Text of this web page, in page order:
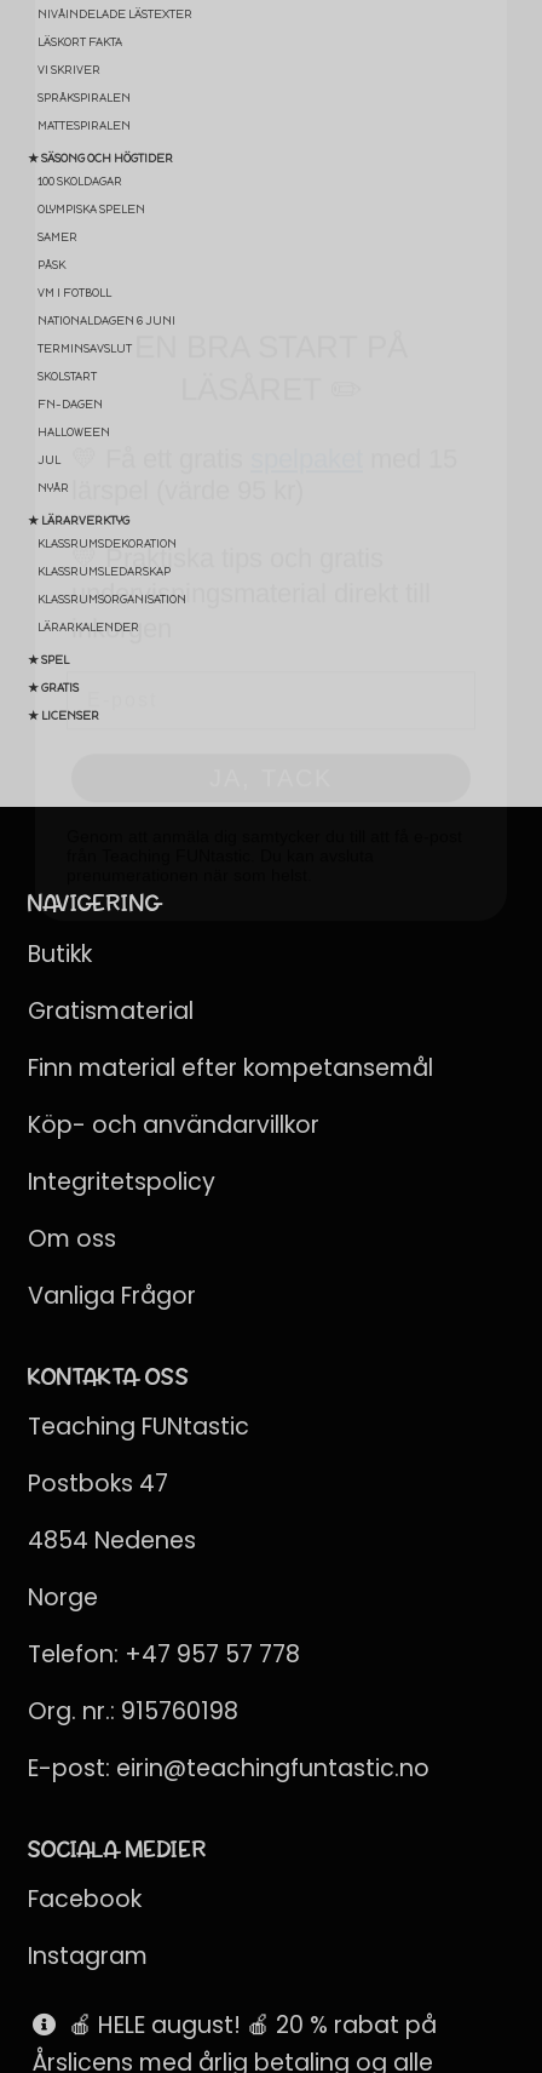
NIVÅINDELADE LÄSTEXTER
LÄSKORT FAKTA
VI SKRIVER
SPRÅKSPIRALEN
MATTESPIRALEN
★ SÄSONG OCH HÖGTIDER
100 SKOLDAGAR
OLYMPISKA SPELEN
SAMER
PÅSK
VM I FOTBOLL
NATIONALDAGEN 6 JUNI
TERMINSAVSLUT
SKOLSTART
FN-DAGEN
HALLOWEEN
JUL
NYÅR
★ LÄRARVERKTYG
KLASSRUMSDEKORATION
KLASSRUMSLEDARSKAP
KLASSRUMSORGANISATION
LÄRARKALENDER
★ SPEL
★ GRATIS
★ LICENSER
NAVIGERING
Butikk
Gratismaterial
Finn material efter kompetansemål
Köp- och användarvillkor
Integritetspolicy
Om oss
Vanliga Frågor
KONTAKTA OSS
Teaching FUNtastic
Postboks 47
4854 Nedenes
Norge
Telefon: +47 957 57 778
Org. nr.: 915760198
E-post: eirin@teachingfuntastic.no
SOCIALA MEDIER
Facebook
Instagram
Pinterest
🍎 HELE august! 🍎 20 % rabat på
Årslicens med årlig betaling og alle
💛 Få ett gratis
lärspel (värde 95 kr)
inkorgen
Email